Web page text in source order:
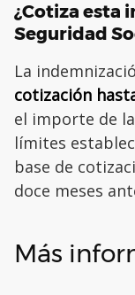
¿Cotiza esta
Seguridad
La
cotización
el importe de
límites
base de
doce meses
Más